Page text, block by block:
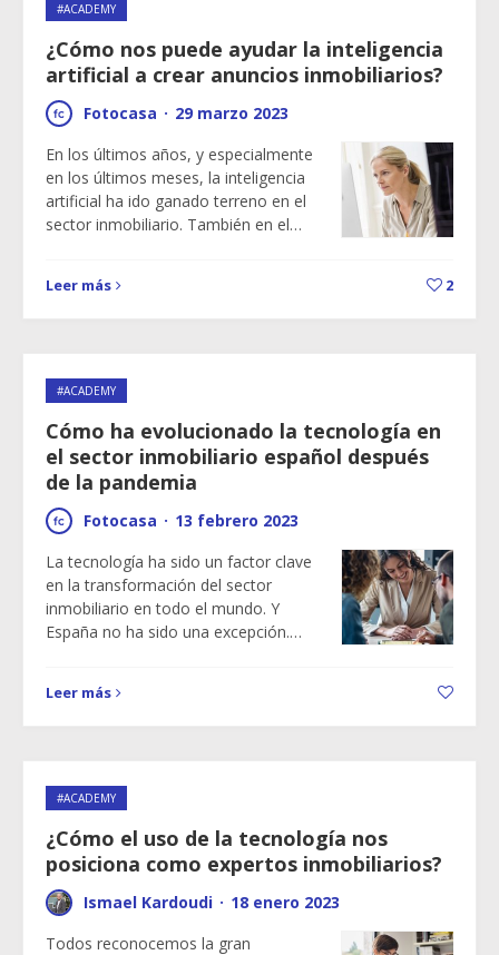
#ACADEMY
¿Cómo nos puede ayudar la inteligencia
artificial a crear anuncios inmobiliarios?
Fotocasa · 29 marzo 2023
En los últimos años, y especialmente
en los últimos meses, la inteligencia
artificial ha ido ganado terreno en el
sector inmobiliario. También en el…
Leer más 2
#ACADEMY
Cómo ha evolucionado la tecnología en
el sector inmobiliario español después
de la pandemia
Fotocasa · 13 febrero 2023
La tecnología ha sido un factor clave
en la transformación del sector
inmobiliario en todo el mundo. Y
España no ha sido una excepción.…
Leer más
#ACADEMY
¿Cómo el uso de la tecnología nos
posiciona como expertos inmobiliarios?
Ismael Kardoudi · 18 enero 2023
Todos reconocemos la gran